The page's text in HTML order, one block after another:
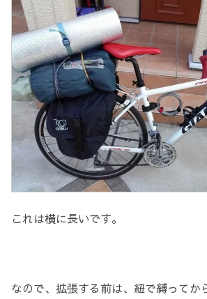
これは横に長いです。
なので、拡張する前は、紐で縛ってか